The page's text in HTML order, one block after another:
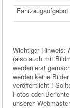
Fahrzeugaufgebot
Wichtiger Hinweis:
(also auch mit
werden erst
werden keine
veröffentlicht !
Fotos oder
unseren